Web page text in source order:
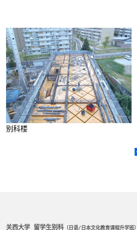
别科楼
关西大学 留学生别科 （日语/日本文化教育课程升学班）